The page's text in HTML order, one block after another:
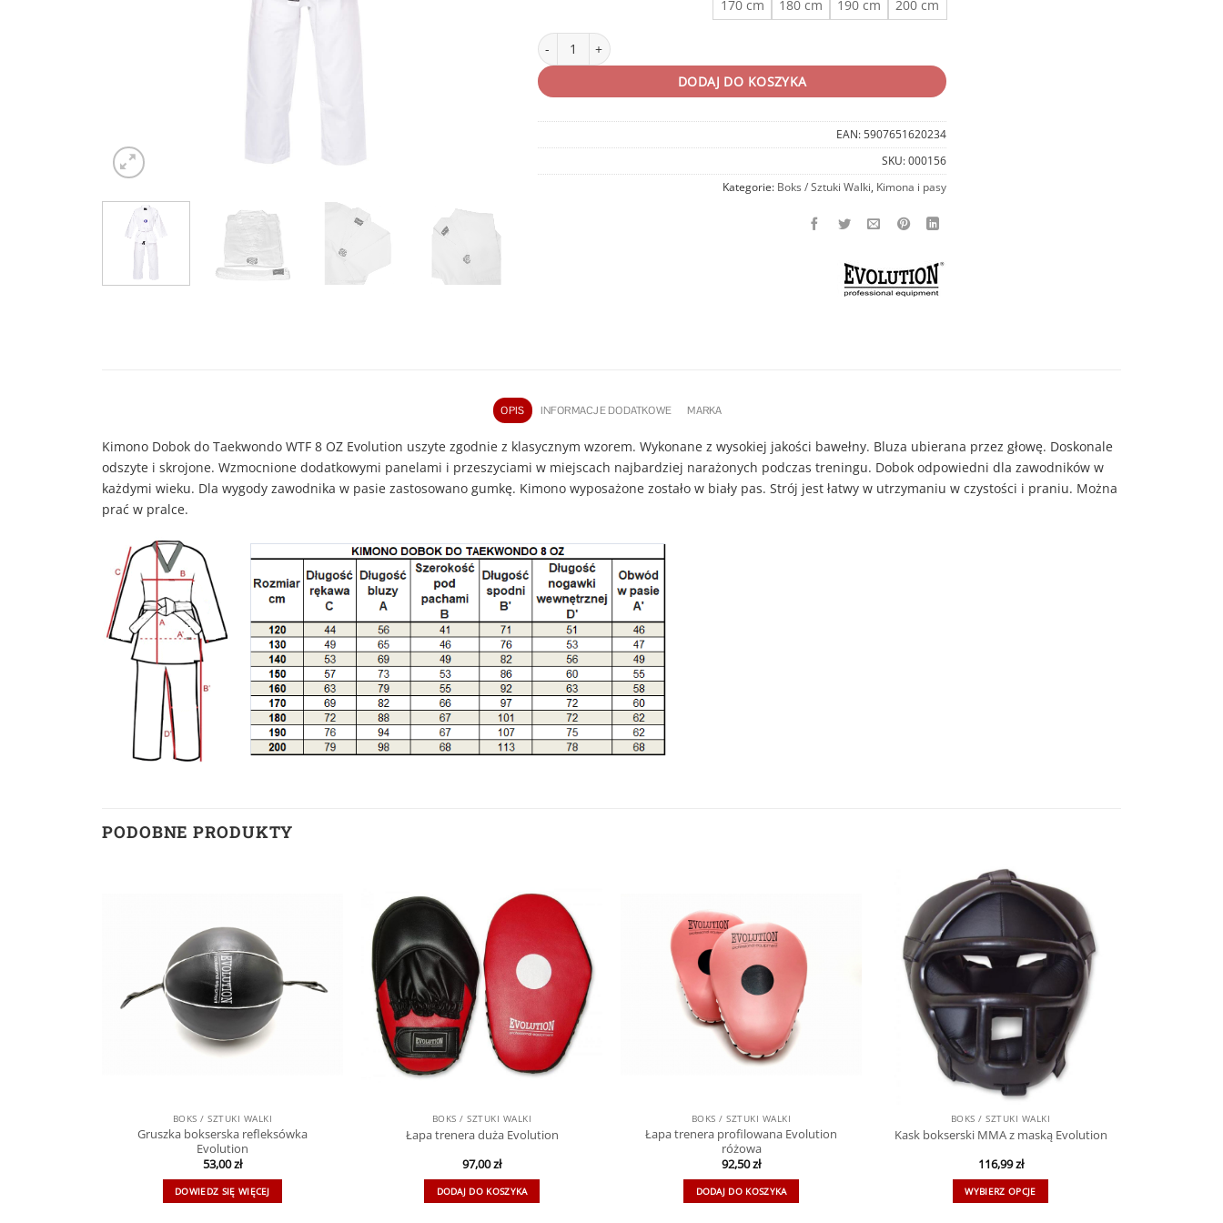
170 cm
180 cm 190 cm 200 cm
ilość Kimono Dobok do Taekwondo WTF 8 OZ Evolution
DODAJ DO KOSZYKA
EAN: 5907651620234
SKU:000156
Kategorie: Boks / Sztuki Walki Kimona i pasy
OPIS INFORMACJE DODATKOWE MARKA
Kimono Dobok do Taekwondo WTF 8 OZ Evolution uszyte zgodnie z klasycznym wzorem. Wykonane z wysokiej jakości bawełny. Bluza ubierana przez głowę. Doskonale
odszyte i skrojone. Wzmocnione dodatkowymi panelami i przeszyciami w miejscach najbardziej narażonych podczas treningu. Dobok odpowiedni dla zawodników w
każdymi wieku. Dla wygody zawodnika w pasie zastosowano gumkę. Kimono wyposażone zostało w biały pas. Strój jest łatwy w utrzymaniu w czystości i praniu. Można
prać w pralce.
PODOBNE PRODUKTY
BOKS / SZTUKI WALKI
Gruszka bokserska refleksówka
Evolution
53,00zł
DOWIEDZ SIĘ WIĘCEJ
BOKS / SZTUKI WALKI
Łapa trenera duża Evolution
97,00zł
DODAJ DO KOSZYKA
BOKS / SZTUKI WALKI
Łapa trenera profilowana Evolution
różowa
92,50zł
DODAJ DO KOSZYKA
BOKS / SZTUKI WALKI
Kask bokserski MMA z maską Evolution
116,99zł
WYBIERZ OPCJE